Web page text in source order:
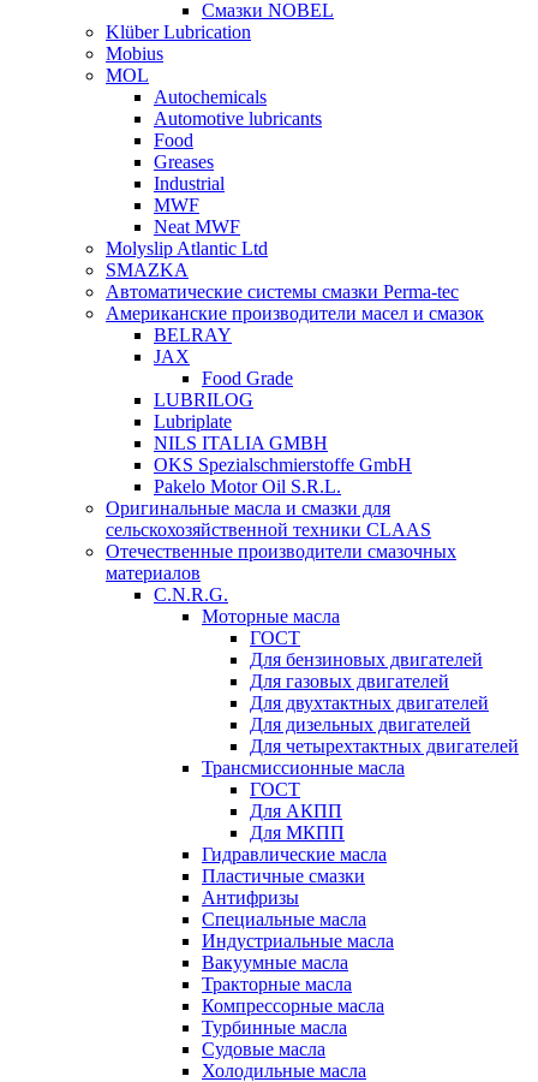
Смазки NOBEL
Klüber Lubrication
Mobius
MOL
Autochemicals
Automotive lubricants
Food
Greases
Industrial
MWF
Neat MWF
Molyslip Atlantic Ltd
SMAZKA
Автоматические системы смазки Perma-tec
Американские производители масел и смазок
BELRAY
JAX
Food Grade
LUBRILOG
Lubriplate
NILS ITALIA GMBH
OKS Spezialschmierstoffe GmbH
Pakelo Motor Oil S.R.L.
Оригинальные масла и смазки для
сельскохозяйственной техники CLAAS
Отечественные производители смазочных
материалов
C.N.R.G.
Моторные масла
ГОСТ
Для бензиновых двигателей
Для газовых двигателей
Для двухтактных двигателей
Для дизельных двигателей
Для четырехтактных двигателей
Трансмиссионные масла
ГОСТ
Для АКПП
Для МКПП
Гидравлические масла
Пластичные смазки
Антифризы
Специальные масла
Индустриальные масла
Вакуумные масла
Тракторные масла
Компрессорные масла
Турбинные масла
Судовые масла
Холодильные масла